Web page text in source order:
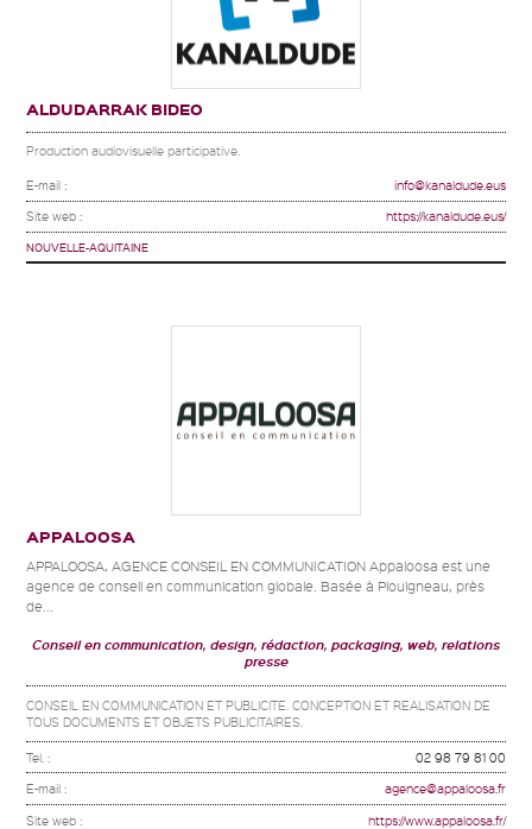
ALDUDARRAK BIDEO
Production audiovisuelle participative.
E-mail : info@kanaldude.eus
Site web : https://kanaldude.eus/
NOUVELLE-AQUITAINE
APPALOOSA
APPALOOSA, AGENCE CONSEIL EN COMMUNICATION Appaloosa est une
agence de conseil en communication globale. Basée à Plouigneau, près
de...
Conseil en communication, design, rédaction, packaging, web, relations
presse
CONSEIL EN COMMUNICATION ET PUBLICITE. CONCEPTION ET REALISATION DE
TOUS DOCUMENTS ET OBJETS PUBLICITAIRES.
Tel. : 02 98 79 81 00
E-mail : agence@appaloosa.fr
Site web : https://www.appaloosa.fr/